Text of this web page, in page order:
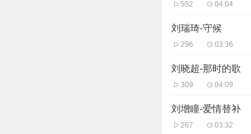
552 04:04
刘瑞琦-守候
296 03:36
刘晓超-那时的歌
309 04:09
刘增瞳-爱情替补
267 03:32